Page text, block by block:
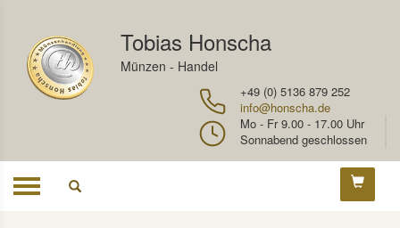
Tobias Honscha
Münzen - Handel
+49 (0) 5136 879 252
info@honscha.de
Mo - Fr 9.00 - 17.00 Uhr
Sonnabend geschlossen
Toggle